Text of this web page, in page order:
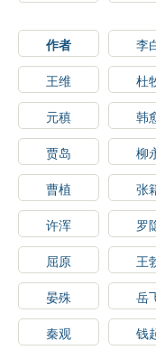
作者 李
王维
杜
元稹
韩
贾岛
柳
曹植
张
许浑
罗
屈原
王
晏殊
岳
秦观
钱